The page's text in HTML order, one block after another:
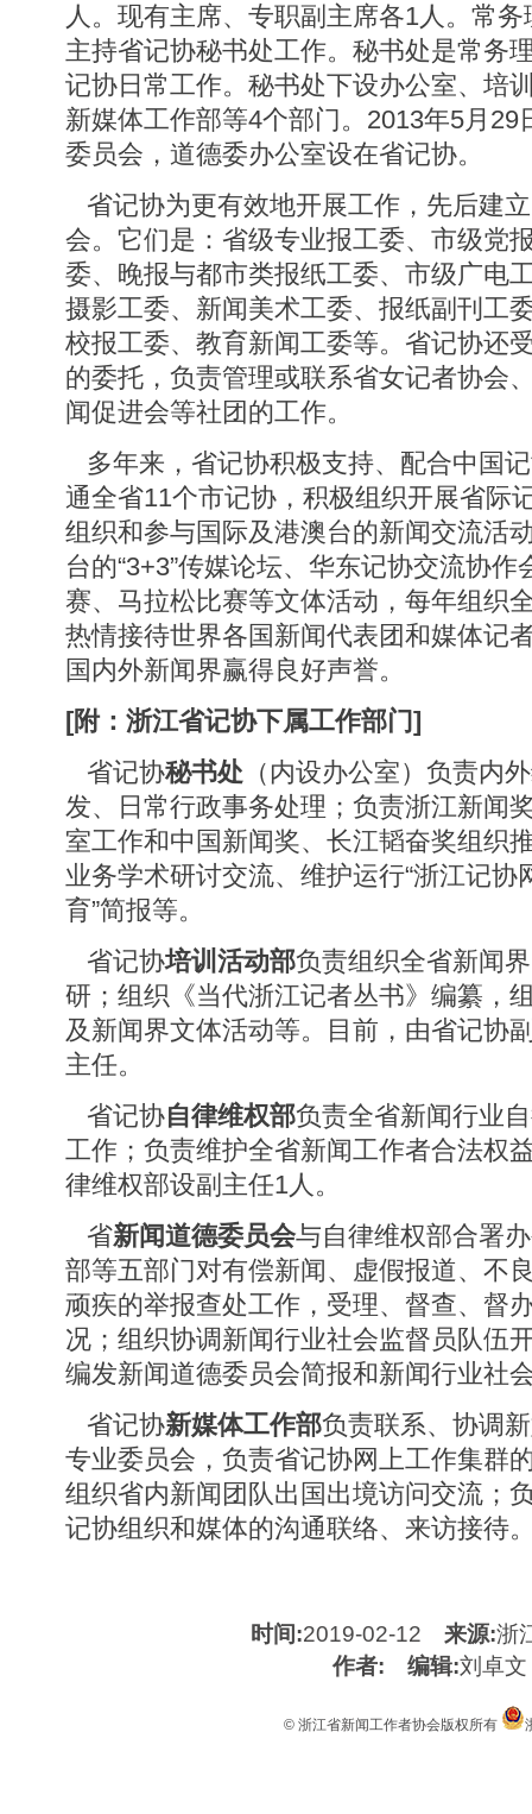
人。现有主席、专职副主席各1人。常
主持省记协秘书处工作。秘书处是常务
记协日常工作。秘书处下设办公室、培
新媒体工作部等4个部门。2013年5月
委员会，道德委办公室设在省记协。
省记协为更有效地开展工作，先后建
会。它们是：省级专业报工委、市级党
委、晚报与都市类报纸工委、市级广电
摄影工委、新闻美术工委、报纸副刊工
校报工委、教育新闻工委等。省记协还
的委托，负责管理或联系省女记者协会
闻促进会等社团的工作。
多年来，省记协积极支持、配合中国
通全省11个市记协，积极组织开展省际
组织和参与国际及港澳台的新闻交流活
台的“3+3”传媒论坛、华东记协交流协
赛、马拉松比赛等文体活动，每年组织
热情接待世界各国新闻代表团和媒体记
国内外新闻界赢得良好声誉。
[附：浙江省记协下属工作部门]
省记协秘书处 （内设办公室）负责内
发、日常行政事务处理；负责浙江新闻
室工作和中国新闻奖、长江韬奋奖组织
业务学术研讨交流、维护运行“浙江记协
育”简报等。
省记协培训活动部负责组织全省新闻
研；组织《当代浙江记者丛书》编纂，
及新闻界文体活动等。目前，由省记协
主任。
省记协自律维权部负责全省新闻行业
工作；负责维护全省新闻工作者合法权
律维权部设副主任1人。
省新闻道德委员会与自律维权部合署
部等五部门对有偿新闻、虚假报道、不
顽疾的举报查处工作，受理、督查、督
况；组织协调新闻行业社会监督员队伍
编发新闻道德委员会简报和新闻行业社
省记协新媒体工作部负责联系、协调
专业委员会，负责省记协网上工作集群
组织省内新闻团队出国出境访问交流；
记协组织和媒体的沟通联络、来访接待
时间:2019-02-12来源:浙
作者:
编辑:刘卓文
© 浙江省新闻工作者协会版权所有